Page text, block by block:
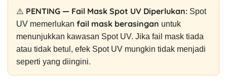
⚠️ PENTING — Fail Mask Spot UV Diperlukan: Spot
UV memerlukan fail mask berasingan untuk
menunjukkan kawasan Spot UV. Jika fail mask tiada
atau tidak betul, efek Spot UV mungkin tidak menjadi
seperti yang diingini.